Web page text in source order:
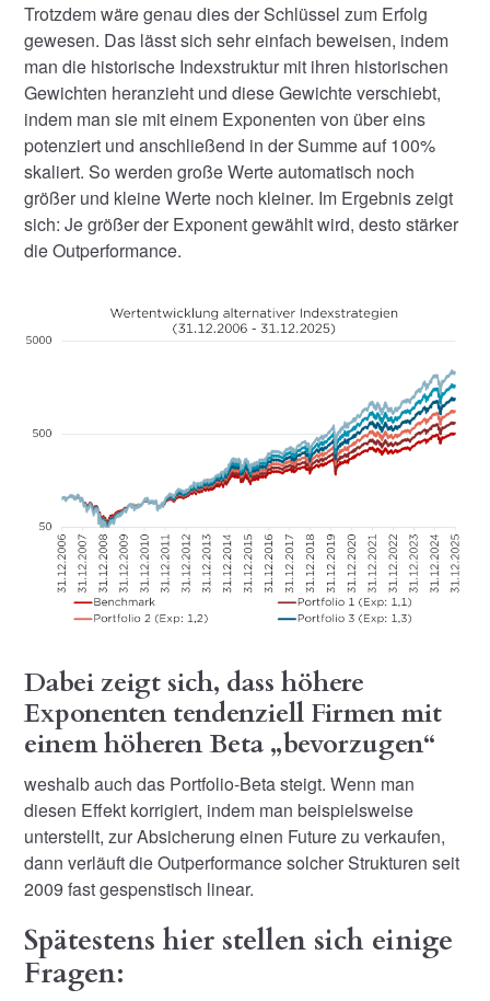
Trotzdem wäre genau dies der Schlüssel zum Erfolg
gewesen. Das lässt sich sehr einfach beweisen, indem
man die historische Indexstruktur mit ihren historischen
Gewichten heranzieht und diese Gewichte verschiebt,
indem man sie mit einem Exponenten von über eins
potenziert und anschließend in der Summe auf 100%
skaliert. So werden große Werte automatisch noch
größer und kleine Werte noch kleiner. Im Ergebnis zeigt
sich: Je größer der Exponent gewählt wird, desto stärker
die Outperformance.
Dabei zeigt sich, dass höhere
Exponenten tendenziell Firmen mit
einem höheren Beta „bevorzugen“
weshalb auch das Portfolio-Beta steigt. Wenn man
diesen Effekt korrigiert, indem man beispielsweise
unterstellt, zur Absicherung einen Future zu verkaufen,
dann verläuft die Outperformance solcher Strukturen seit
2009 fast gespenstisch linear.
Spätestens hier stellen sich einige
Fragen: